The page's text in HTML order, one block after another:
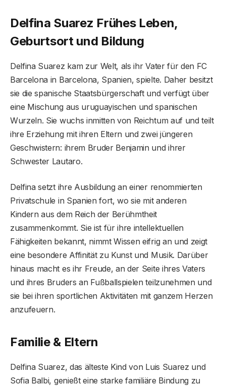
Delfina Suarez Frühes Leben,
Geburtsort und Bildung
Delfina Suarez kam zur Welt, als ihr Vater für den FC
Barcelona in Barcelona, ​​Spanien, spielte. Daher besitzt
sie die spanische Staatsbürgerschaft und verfügt über
eine Mischung aus uruguayischen und spanischen
Wurzeln. Sie wuchs inmitten von Reichtum auf und teilt
ihre Erziehung mit ihren Eltern und zwei jüngeren
Geschwistern: ihrem Bruder Benjamin und ihrer
Schwester Lautaro.
Delfina setzt ihre Ausbildung an einer renommierten
Privatschule in Spanien fort, wo sie mit anderen
Kindern aus dem Reich der Berühmtheit
zusammenkommt. Sie ist für ihre intellektuellen
Fähigkeiten bekannt, nimmt Wissen eifrig an und zeigt
eine besondere Affinität zu Kunst und Musik. Darüber
hinaus macht es ihr Freude, an der Seite ihres Vaters
und ihres Bruders an Fußballspielen teilzunehmen und
sie bei ihren sportlichen Aktivitäten mit ganzem Herzen
anzufeuern.
Familie & Eltern
Delfina Suarez, das älteste Kind von Luis Suarez und
Sofia Balbi, genießt eine starke familiäre Bindung zu